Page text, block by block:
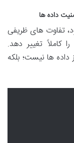
داده ها
تفاوت های ظریفی
کاملاً تغییر دهد.
ها نیست؛ بلکه